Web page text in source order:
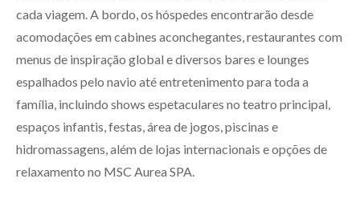
cada viagem. A bordo, os hóspedes encontrarão desde
acomodações em cabines aconchegantes, restaurantes com
menus de inspiração global e diversos bares e lounges
espalhados pelo navio até entretenimento para toda a
família, incluindo shows espetaculares no teatro principal,
espaços infantis, festas, área de jogos, piscinas e
hidromassagens, além de lojas internacionais e opções de
relaxamento no MSC Aurea SPA.